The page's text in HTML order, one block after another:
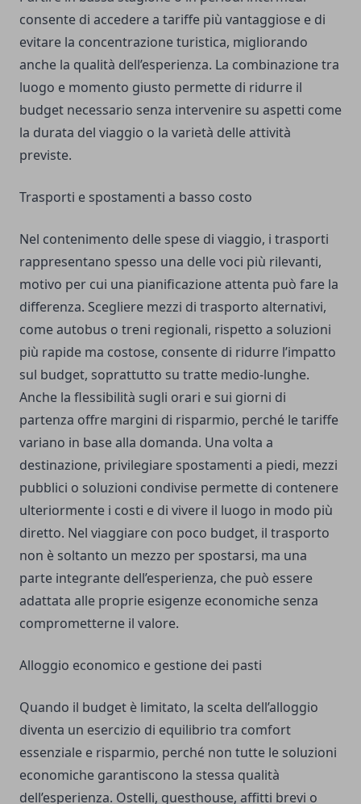
consente di accedere a tariffe più vantaggiose e di
evitare la concentrazione turistica, migliorando
anche la qualità dell’esperienza. La combinazione tra
luogo e momento giusto permette di ridurre il
budget necessario senza intervenire su aspetti come
la durata del viaggio o la varietà delle attività
previste.
Trasporti e spostamenti a basso costo
Nel contenimento delle spese di viaggio, i trasporti
rappresentano spesso una delle voci più rilevanti,
motivo per cui una pianificazione attenta può fare la
differenza. Scegliere mezzi di trasporto alternativi,
come autobus o treni regionali, rispetto a soluzioni
più rapide ma costose, consente di ridurre l’impatto
sul budget, soprattutto su tratte medio-lunghe.
Anche la flessibilità sugli orari e sui giorni di
partenza offre margini di risparmio, perché le tariffe
variano in base alla domanda. Una volta a
destinazione, privilegiare spostamenti a piedi, mezzi
pubblici o soluzioni condivise permette di contenere
ulteriormente i costi e di vivere il luogo in modo più
diretto. Nel viaggiare con poco budget, il trasporto
non è soltanto un mezzo per spostarsi, ma una
parte integrante dell’esperienza, che può essere
adattata alle proprie esigenze economiche senza
comprometterne il valore.
Alloggio economico e gestione dei pasti
Quando il budget è limitato, la scelta dell’alloggio
diventa un esercizio di equilibrio tra comfort
essenziale e risparmio, perché non tutte le soluzioni
economiche garantiscono la stessa qualità
dell’esperienza. Ostelli, guesthouse, affitti brevi o